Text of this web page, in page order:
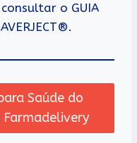
o GUIA
Saúde do